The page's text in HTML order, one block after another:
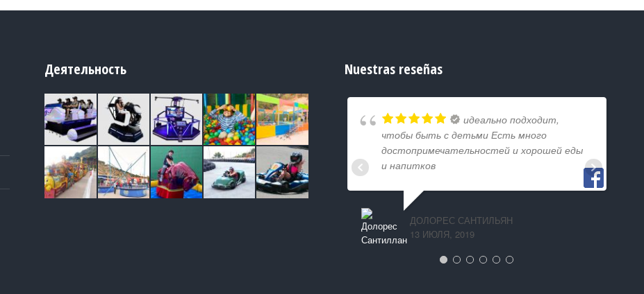
Деятельность Nuestras reseñas
идеально подходит,
чтобы быть с детьми Есть много
достопримечательностей и хорошей еды
и напитков
ДОЛОРЕС САНТИЛЬЯН
13 ИЮЛЯ, 2019